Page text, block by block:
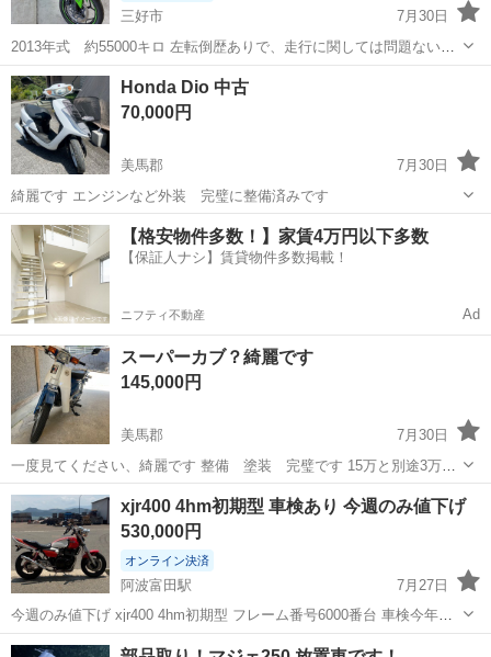
三好市
7月30日
2013年式 約55000キロ 左転倒歴ありで、走行に関しては問題ないよ
うに修理しておりますが、キズはあります。 自賠責保険関係は外しま
す。 直接引き取りの方はナンバー所得後、自賠責保険加入後自己責任
でお願いします。 ...
徳島 三好市
Honda Dio 中古
70,000円
美馬郡
7月30日
綺麗です エンジンなど外装 完璧に整備済みです
徳島 美馬郡 ホンダ Honda
【格安物件多数！】家賃4万円以下多数
【保証人ナシ】賃貸物件多数掲載！
ニフティ不動産 Ad
スーパーカブ？綺麗です
145,000円
美馬郡
7月30日
一度見てください、綺麗です 整備 塗装 完璧です 15万と別途3万必
要です
徳島 美馬郡
xjr400 4hm初期型 車検あり 今週のみ値下げ
530,000円
オンライン決済
阿波富田駅
7月27日
今週のみ値下げ xjr400 4hm初期型 フレーム番号6000番台 車検今年の
12月まであります。 去年の7月にキャブオーバーホールしてます 3000
徳島 徳島市 阿波富田駅